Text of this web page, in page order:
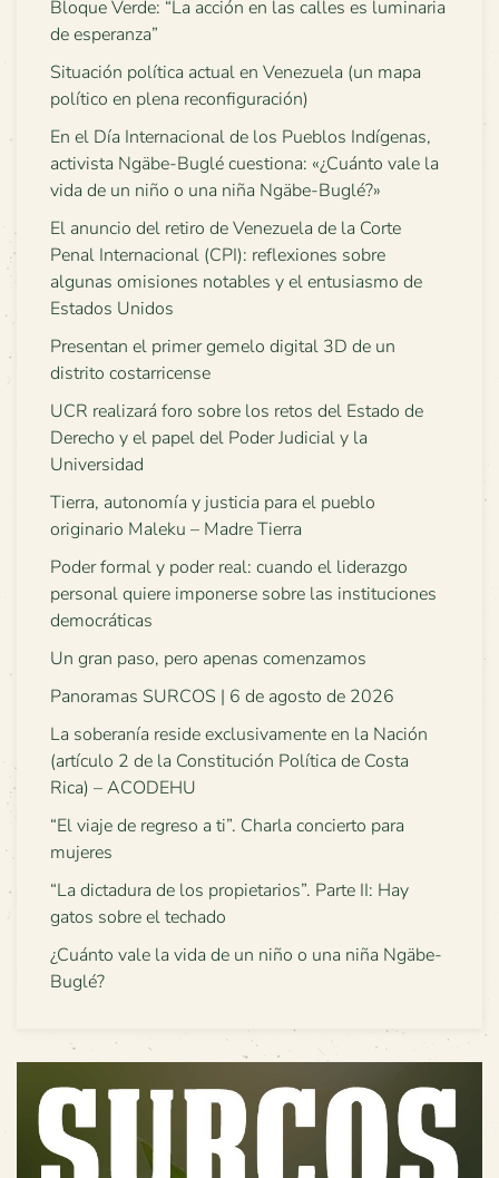
Bloque Verde: “La acción en las calles es luminaria
de esperanza”
Situación política actual en Venezuela (un mapa
político en plena reconfiguración)
En el Día Internacional de los Pueblos Indígenas,
activista Ngäbe-Buglé cuestiona: «¿Cuánto vale la
vida de un niño o una niña Ngäbe-Buglé?»
El anuncio del retiro de Venezuela de la Corte
Penal Internacional (CPI): reflexiones sobre
algunas omisiones notables y el entusiasmo de
Estados Unidos
Presentan el primer gemelo digital 3D de un
distrito costarricense
UCR realizará foro sobre los retos del Estado de
Derecho y el papel del Poder Judicial y la
Universidad
Tierra, autonomía y justicia para el pueblo
originario Maleku – Madre Tierra
Poder formal y poder real: cuando el liderazgo
personal quiere imponerse sobre las instituciones
democráticas
Un gran paso, pero apenas comenzamos
Panoramas SURCOS | 6 de agosto de 2026
La soberanía reside exclusivamente en la Nación
(artículo 2 de la Constitución Política de Costa
Rica) – ACODEHU
“El viaje de regreso a ti”. Charla concierto para
mujeres
“La dictadura de los propietarios”. Parte II: Hay
gatos sobre el techado
¿Cuánto vale la vida de un niño o una niña Ngäbe-
Buglé?